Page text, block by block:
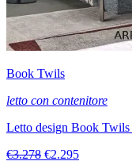
Book Twils
letto con contenitore
Letto design Book
€3.278 €2.295